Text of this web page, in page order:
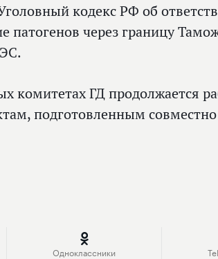
кодекс РФ об
патогенов через границу
комитетах ГД продолжается
подготовленным
Одноклассники